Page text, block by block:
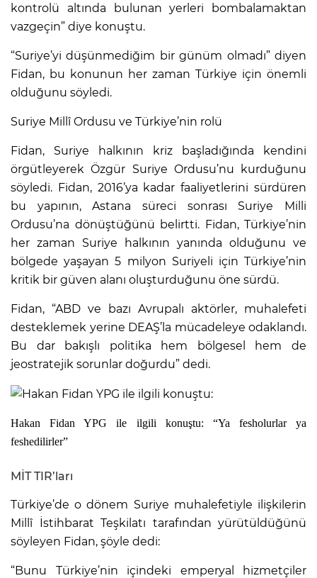
kontrolü altında bulunan yerleri bombalamaktan
vazgeçin” diye konuştu.
“Suriye’yi düşünmediğim bir günüm olmadı” diyen
Fidan, bu konunun her zaman Türkiye için önemli
olduğunu söyledi.
Suriye Millî Ordusu ve Türkiye’nin rolü
Fidan, Suriye halkının kriz başladığında kendini
örgütleyerek Özgür Suriye Ordusu’nu kurduğunu
söyledi. Fidan, 2016’ya kadar faaliyetlerini sürdüren
bu yapının, Astana süreci sonrası Suriye Milli
Ordusu’na dönüştüğünü belirtti. Fidan, Türkiye’nin
her zaman Suriye halkının yanında olduğunu ve
bölgede yaşayan 5 milyon Suriyeli için Türkiye’nin
kritik bir güven alanı oluşturduğunu öne sürdü.
Fidan, “ABD ve bazı Avrupalı aktörler, muhalefeti
desteklemek yerine DEAŞ’la mücadeleye odaklandı.
Bu dar bakışlı politika hem bölgesel hem de
jeostratejik sorunlar doğurdu” dedi.
Hakan Fidan YPG ile ilgili konuştu: “Ya fesholurlar ya
feshedilirler”
MİT TIR’ları
Türkiye’de o dönem Suriye muhalefetiyle ilişkilerin
Millî İstihbarat Teşkilatı tarafından yürütüldüğünü
söyleyen Fidan, şöyle dedi:
“Bunu Türkiye’nin içindeki emperyal hizmetçiler